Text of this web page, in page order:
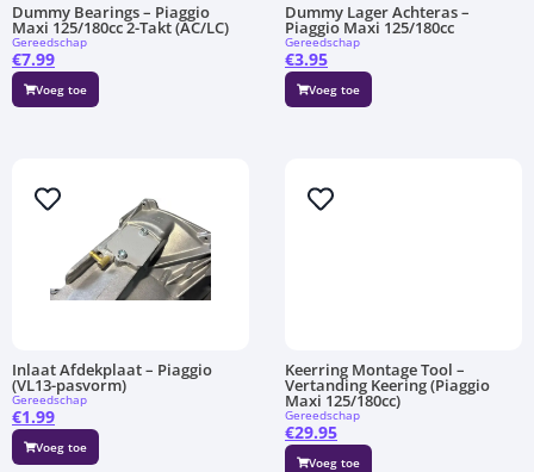
Dummy Bearings – Piaggio
Maxi 125/180cc 2-Takt (AC/LC)
Gereedschap
Voeg toe
€7.99
Dummy Lager Achteras –
Piaggio Maxi 125/180cc
Gereedschap
Voeg toe
€3.95
Inlaat Afdekplaat – Piaggio
(VL13-pasvorm)
Gereedschap
Voeg toe
€1.99
Keerring Montage Tool –
Vertanding Keering (Piaggio
Maxi 125/180cc)
Gereedschap
Voeg toe
€29.95